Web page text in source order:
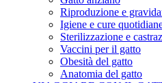
Riproduzione e
Igiene e cure
Sterilizzazione e
Vaccini per il gatto
Obesità del gatto
Anatomia del gatto